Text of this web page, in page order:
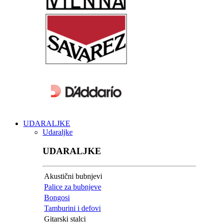
UDARALJKE
Udaraljke
UDARALJKE
Akustični bubnjevi
Palice za bubnjeve
Bongosi
Tamburini i defovi
Gitarski stalci